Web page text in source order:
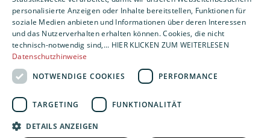
personalisierte Anzeigen oder Inhalte bereitstellen, Funktionen für
soziale Medien anbieten und Informationen über deren Interessen
und das Nutzerverhalten erhalten können. Cookies, die nicht
technisch-notwendig sind,... HIER KLICKEN ZUM WEITERLESEN
Datenschutzhinweise
NOTWENDIGE COOKIES
PERFORMANCE
TARGETING FUNKTIONALITÄT
DETAILS ANZEIGEN